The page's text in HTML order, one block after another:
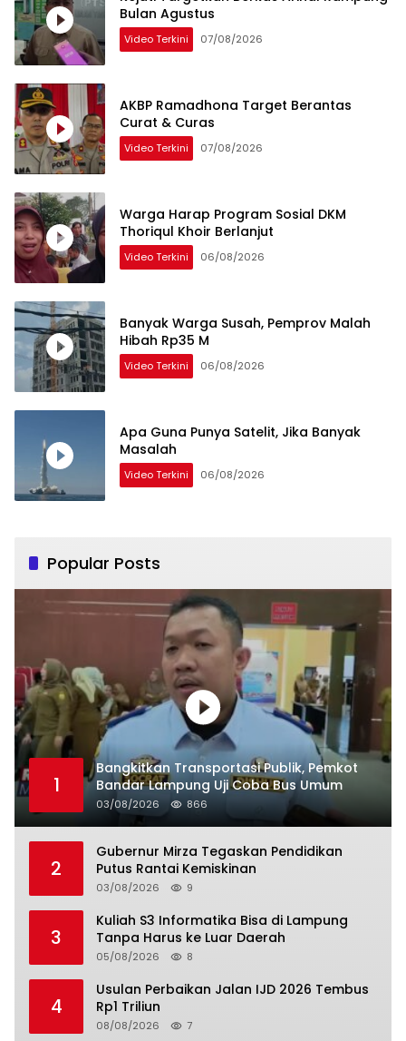
Bulan Agustus
Video Terkini 07/08/2026
AKBP Ramadhona Target Berantas
Curat & Curas
Video Terkini 07/08/2026
Warga Harap Program Sosial DKM
Thoriqul Khoir Berlanjut
Video Terkini 06/08/2026
Banyak Warga Susah, Pemprov Malah
Hibah Rp35 M
Video Terkini 06/08/2026
Apa Guna Punya Satelit, Jika Banyak
Masalah
Video Terkini 06/08/2026
Popular Posts
1
Bangkitkan Transportasi Publik, Pemkot
Bandar Lampung Uji Coba Bus Umum
03/08/2026 866
2
Gubernur Mirza Tegaskan Pendidikan
Putus Rantai Kemiskinan
03/08/2026 9
3
Kuliah S3 Informatika Bisa di Lampung
Tanpa Harus ke Luar Daerah
05/08/2026 8
4
Usulan Perbaikan Jalan IJD 2026 Tembus
Rp1 Triliun
08/08/2026 7